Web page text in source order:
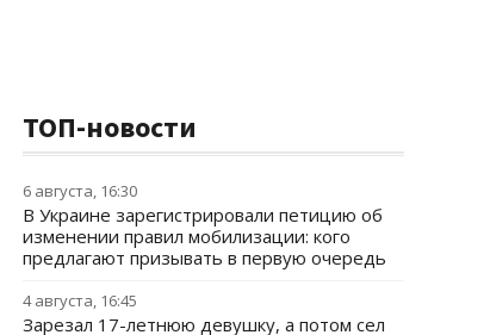
ТОП-новости
6 августа, 16:30
В Украине зарегистрировали петицию об
изменении правил мобилизации: кого
предлагают призывать в первую очередь
4 августа, 16:45
Зарезал 17-летнюю девушку, а потом сел